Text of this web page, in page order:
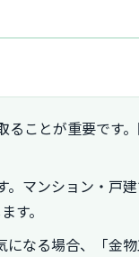
ることが重要です
。マンション・戸
す。
になる場合、「金